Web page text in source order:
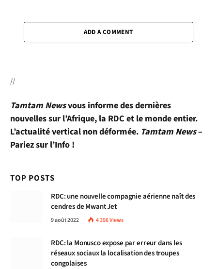
ADD A COMMENT
//
Tamtam Newsvous informe des dernières
nouvelles sur l’Afrique, la RDC et le monde entier.
L’actualité vertical non déformée. Tamtam News–
Pariez sur l’Info !
TOP POSTS
RDC: une nouvelle compagnie aérienne naît des
cendres de Mwant Jet
9 août 2022 4 396Views
RDC: la Monusco expose par erreur dans les
réseaux sociaux la localisation des troupes
congolaises